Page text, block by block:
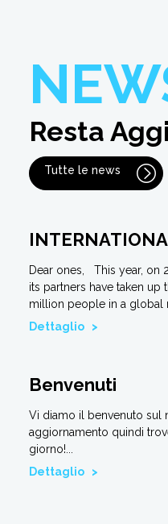
Resta
Tutte le news
Dear ones, This year, on
its partners have taken
million people in a global
Dettaglio >
Benvenuti
Vi diamo il benvenuto sul
aggiornamento quindi
giorno!...
Dettaglio >